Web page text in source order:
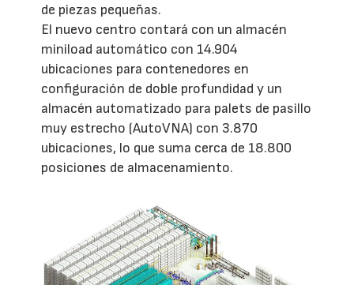
de piezas pequeñas.
El nuevo centro contará con un almacén
miniload automático con 14.904
ubicaciones para contenedores en
configuración de doble profundidad y un
almacén automatizado para palets de pasillo
muy estrecho (AutoVNA) con 3.870
ubicaciones, lo que suma cerca de 18.800
posiciones de almacenamiento.